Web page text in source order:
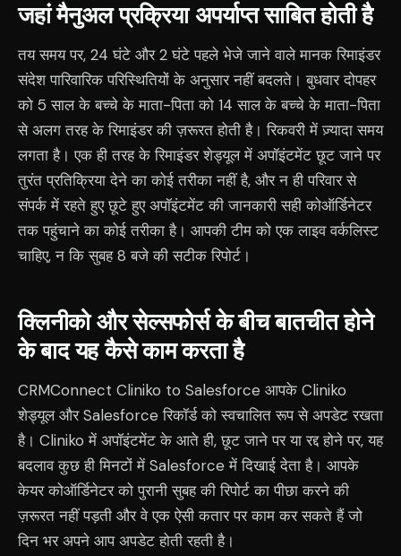
जहां मैनुअल प्रक्रिया अपर्याप्त साबित होती है
तय समय पर, 24 घंटे और 2 घंटे पहले भेजे जाने वाले मानक रिमाइंडर
संदेश पारिवारिक परिस्थितियों के अनुसार नहीं बदलते। बुधवार दोपहर
को 5 साल के बच्चे के माता-पिता को 14 साल के बच्चे के माता-पिता
से अलग तरह के रिमाइंडर की ज़रूरत होती है। रिकवरी में ज़्यादा समय
लगता है। एक ही तरह के रिमाइंडर शेड्यूल में अपॉइंटमेंट छूट जाने पर
तुरंत प्रतिक्रिया देने का कोई तरीका नहीं है, और न ही परिवार से
संपर्क में रहते हुए छूटे हुए अपॉइंटमेंट की जानकारी सही कोऑर्डिनेटर
तक पहुंचाने का कोई तरीका है। आपकी टीम को एक लाइव वर्कलिस्ट
चाहिए, न कि सुबह 8 बजे की सटीक रिपोर्ट।
क्लिनीको और सेल्सफोर्स के बीच बातचीत होने
के बाद यह कैसे काम करता है
CRMConnect Cliniko to Salesforce आपके Cliniko
शेड्यूल और Salesforce रिकॉर्ड को स्वचालित रूप से अपडेट रखता
है। Cliniko में अपॉइंटमेंट के आते ही, छूट जाने पर या रद्द होने पर, यह
बदलाव कुछ ही मिनटों में Salesforce में दिखाई देता है। आपके
केयर कोऑर्डिनेटर को पुरानी सुबह की रिपोर्ट का पीछा करने की
ज़रूरत नहीं पड़ती और वे एक ऐसी कतार पर काम कर सकते हैं जो
दिन भर अपने आप अपडेट होती रहती है।